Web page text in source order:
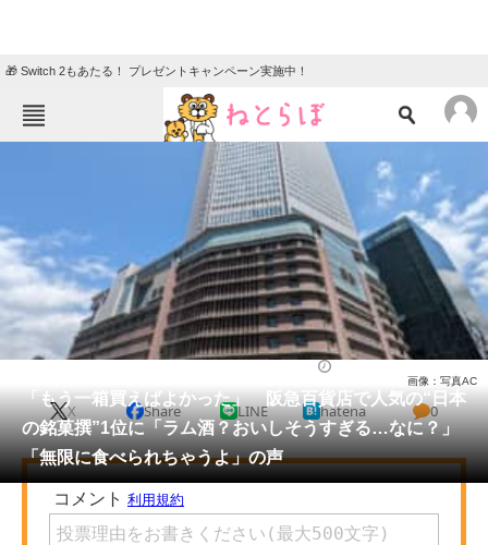
🎁 Switch 2もあたる！ プレゼントキャンペーン実施中！
ニュース
クイズ
グルメ 地域
住まい 教育・育児
リサーチ
会員記事
メディア
注目記事を集めた総合ページ
ITの今と未来を見通す
「もう一箱買えばよかった」 阪急百貨店で人気の“日本
の銘菓撰”1位に「ラム酒？おいしそうすぎる…なに？」
「無限に食べられちゃうよ」の声
画像：写真AC
X Share LINE hatena 0